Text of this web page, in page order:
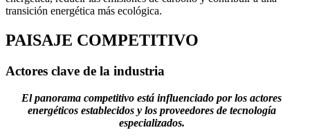
transición energética más ecológica.
PAISAJE COMPETITIVO
Actores clave de la industria
El panorama competitivo está influenciado por los actores
energéticos establecidos y los proveedores de tecnología
especializados.